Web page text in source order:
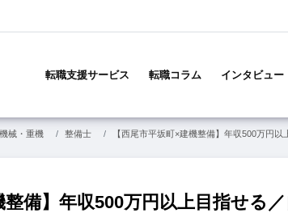
ン
ビ
ゲ
ョ
転職支援サービス 転職コラム インタビュー
械・重機 整備士 【西尾市平坂町×建機整備】年収500万円
整備】年収500万円以上目指せる